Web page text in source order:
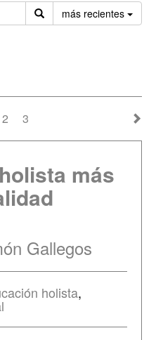
más recientes
2 3
más
Gallegos
holista,